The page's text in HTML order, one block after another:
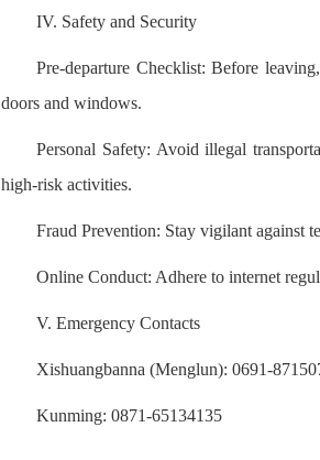
IV. Safety and Security
Pre-departure Checklist: Before
doors and windows.
Personal Safety: Avoid illegal
high-risk activities.
Fraud Prevention: Stay vigilant against
Online Conduct: Adhere to internet
V. Emergency Contacts
Xishuangbanna (Menglun): 0691-
Kunming: 0871-65134135